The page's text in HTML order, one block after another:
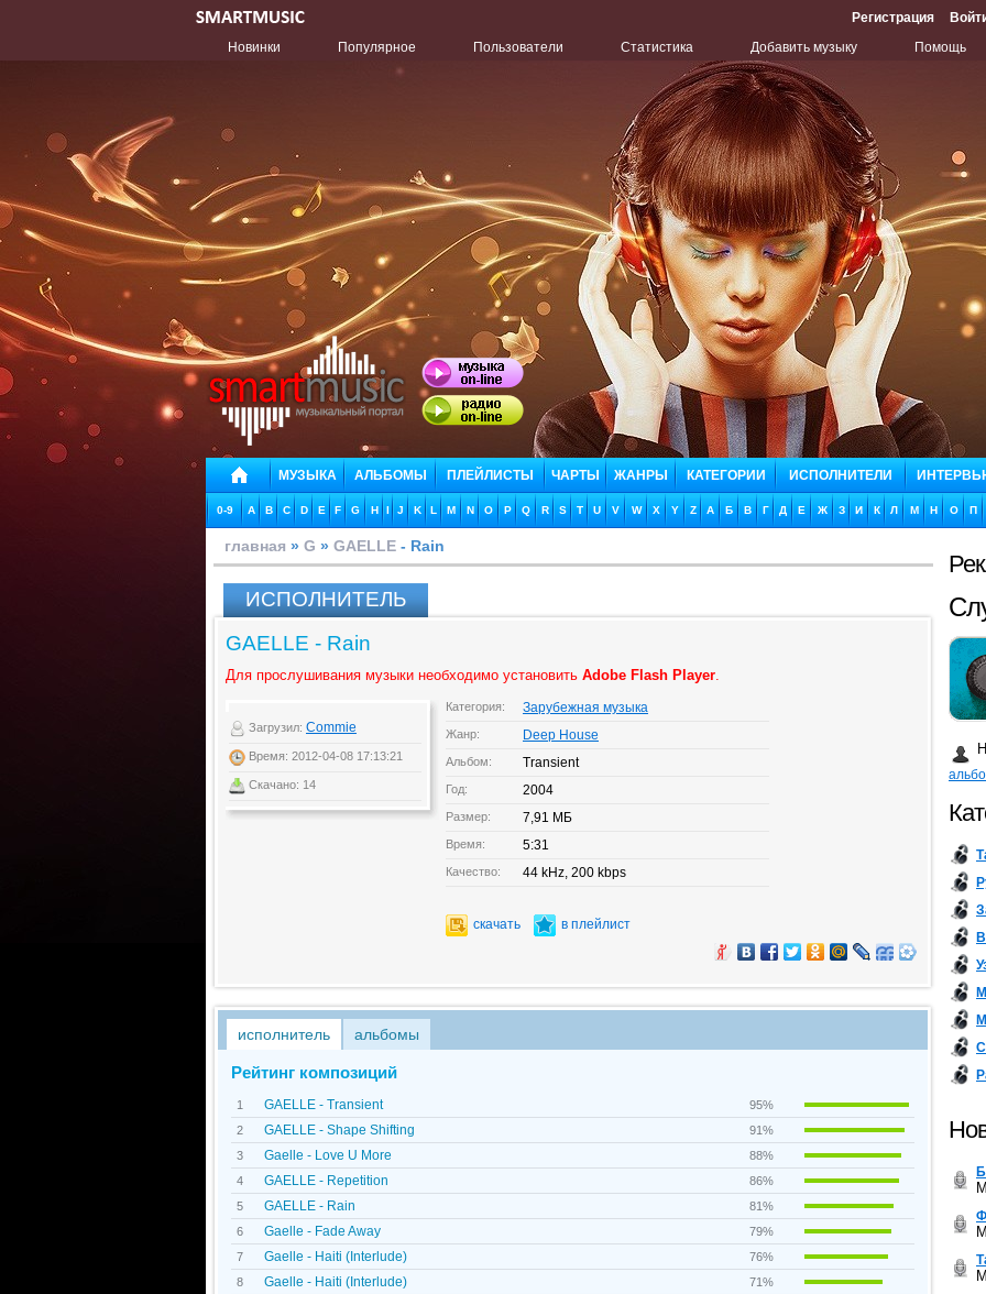
Регистрация
Новинки
Популярное Пользователи Статистика Добавить музыку Помощь
МУЗЫКА АЛЬБОМЫ ПЛЕЙЛИСТЫ ЧАРТЫ ЖАНРЫ КАТЕГОРИИ ИСПОЛНИТЕЛИ
0-9 A B C D E F G H I J K L M N O P Q R S T U V W X Y Z А Б В Г Д Е Ж З И К Л М Н О П
главная » G » GAELLE - Rain
ИСПОЛНИТЕЛЬ
GAELLE - Rain
Для прослушивания музыки необходимо установить Adobe Flash Player.
Загрузил: Commie
Время: 2012-04-08 17:13:21
Скачано: 14
Категория: Зарубежная музыка
Жанр: Deep House
Альбом: Transient
Год: 2004
Размер: 7,91 МБ
Время: 5:31
Качество: 44 kHz, 200 kbps
скачать в плейлист
исполнитель альбомы
Рейтинг композиций
1 GAELLE - Transient
95%
2
GAELLE - Shape Shifting
91%
3
Gaelle - Love U More
88%
4
GAELLE - Repetition
86%
5
GAELLE - Rain
81%
6
Gaelle - Fade Away
79%
7
Gaelle - Haiti (Interlude)
76%
8
Gaelle - Haiti (Interlude)
71%